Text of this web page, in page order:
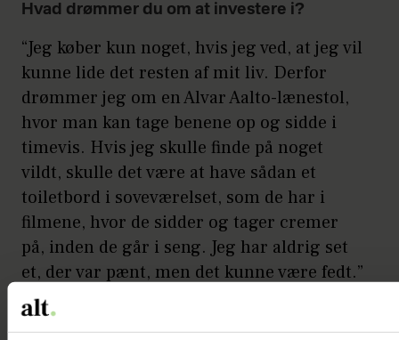
Hvad drømmer du om at investere i?
“Jeg køber kun noget, hvis jeg ved, at jeg vil
kunne lide det resten af mit liv. Derfor
drømmer jeg om en Alvar Aalto-lænestol,
hvor man kan tage benene op og sidde i
timevis. Hvis jeg skulle finde på noget
vildt, skulle det være at have sådan et
toiletbord i soveværelset, som de har i
filmene, hvor de sidder og tager cremer
på, inden de går i seng. Jeg har aldrig set
et, der var pænt, men det kunne være fedt.”